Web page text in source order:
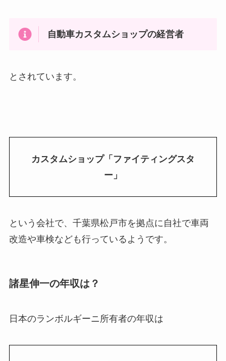
自動車カスタムショップの経営者
とされています。
カスタムショップ「ファイティングスタ
ー」
という会社で、千葉県松戸市を拠点に自社で車両
改造や車検なども行っているようです。
諸星伸一の年収は？
日本のランボルギーニ所有者の年収は